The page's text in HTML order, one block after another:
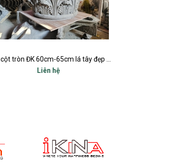
Đầu cột tròn ĐK 55cm lá tây đẹp nhất
Liên hệ